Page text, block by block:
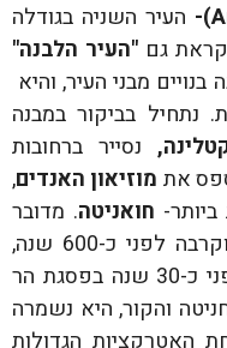
)- העיר השניה בגודלה
גם "העיר הלבנה"
מבני העיר, והיא
נתחיל בביקור במבנה
נסייר ברחובות
את מוזיאון האנדים,
חואניטה. מדובר
במומיה של ילדה בת 12, אשר הוקרבה לפני כ-600 שנה,
כחלק מהפולחן המקומי. גילויה לפני כ-30 שנה בפסגת הר
והקור, היא נשמרה